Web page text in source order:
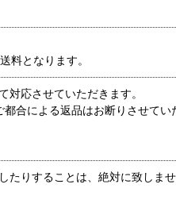
料となります。
応させていただきます。
合による返品はお断りさせてい
たりすることは、絶対に致しま